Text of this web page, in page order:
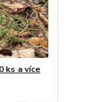
ks a více